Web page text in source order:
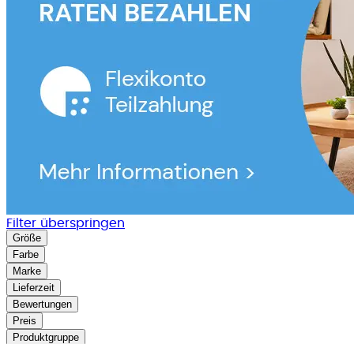
Filter überspringen
Größe
Farbe
Marke
Lieferzeit
Bewertungen
Preis
Produktgruppe